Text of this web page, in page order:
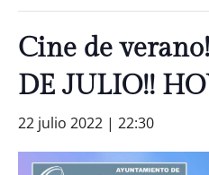
Cine de
DE JULIO!!
22 julio 2022 | 22:30